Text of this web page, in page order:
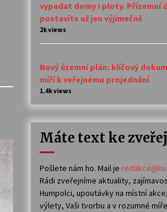
vypadat domy i ploty. Přízemní
postavíte už jen výjimečně
2k views
Nový územní plán: klíčový
míří k veřejnému projednání
1.4k views
Máte text ke
Pošlete nám ho. Mail je
Rádi zveřejníme aktuality,
Humpolci, upoutávky na místní
výlety, Vaši tvorbu a v rozumné